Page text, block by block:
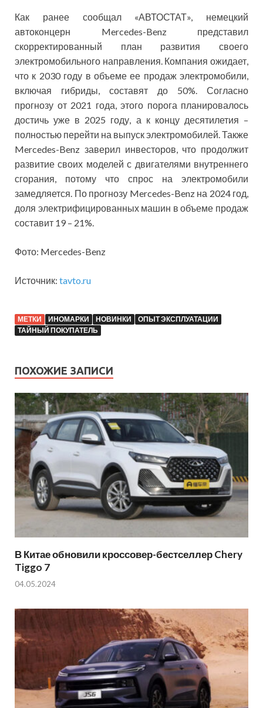
Как ранее сообщал «АВТОСТАТ», немецкий
автоконцерн Mercedes-Benz представил
скорректированный план развития своего
электромобильного направления. Компания ожидает,
что к 2030 году в объеме ее продаж электромобили,
включая гибриды, составят до 50%. Согласно
прогнозу от 2021 года, этого порога планировалось
достичь уже в 2025 году, а к концу десятилетия –
полностью перейти на выпуск электромобилей. Также
Mercedes-Benz заверил инвесторов, что продолжит
развитие своих моделей с двигателями внутреннего
сгорания, потому что спрос на электромобили
замедляется. По прогнозу Mercedes-Benz на 2024 год,
доля электрифицированных машин в объеме продаж
составит 19 – 21%.
Фото: Mercedes-Benz
Источник: tavto.ru
МЕТКИ ИНОМАРКИ НОВИНКИ
ОПЫТ ЭКСПЛУАТАЦИИ
ТАЙНЫЙ ПОКУПАТЕЛЬ
ПОХОЖИЕ ЗАПИСИ
В Китае обновили кроссовер-бестселлер Chery
Tiggo 7
04.05.2024